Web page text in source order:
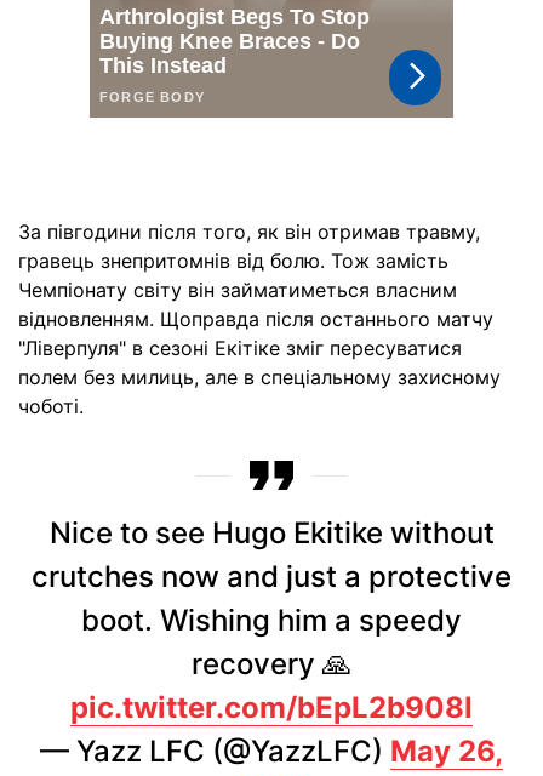
За півгодини після того, як він отримав травму,
гравець знепритомнів від болю. Тож замість
Чемпіонату світу він займатиметься власним
відновленням. Щоправда після останнього матчу
"Ліверпуля" в сезоні Екітіке зміг пересуватися
полем без милиць, але в спеціальному захисному
чоботі.
Nice to see Hugo Ekitike without
crutches now and just a protective
boot. Wishing him a speedy
recovery 🙏
pic.twitter.com/bEpL2b908I
— Yazz LFC (@YazzLFC) May 26,